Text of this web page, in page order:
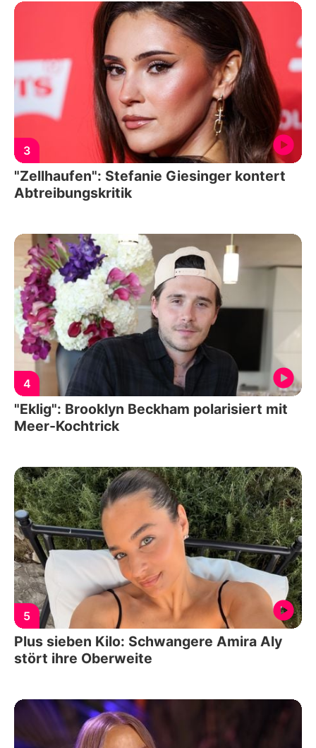
3
"Zellhaufen": Stefanie Giesinger kontert
Abtreibungskritik
4
"Eklig": Brooklyn Beckham polarisiert mit
Meer-Kochtrick
5
Plus sieben Kilo: Schwangere Amira Aly
stört ihre Oberweite